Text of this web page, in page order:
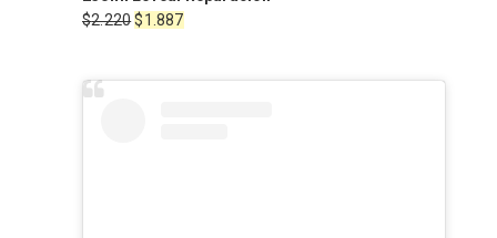
era:
$1.650.
es:
$1.350.
$2.220El
$1.887El